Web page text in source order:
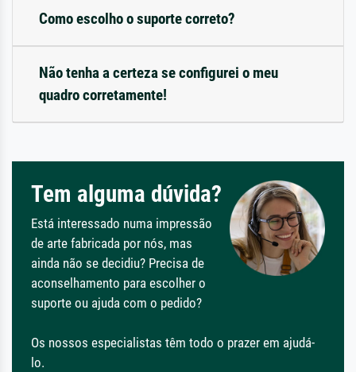
Como escolho o suporte correto?
Não tenha a certeza se configurei o meu
quadro corretamente!
Tem alguma dúvida?
Está interessado numa impressão
de arte fabricada por nós, mas
ainda não se decidiu? Precisa de
aconselhamento para escolher o
suporte ou ajuda com o pedido?
Os nossos especialistas têm todo o prazer em ajudá-
lo.